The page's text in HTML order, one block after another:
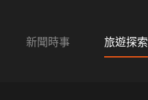
新聞時事 旅遊探索